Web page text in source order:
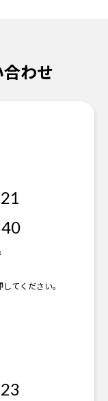
わせ
てください。